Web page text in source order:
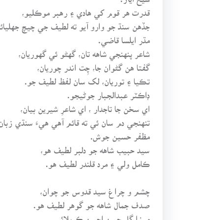
قدرت هر قوم کي هادي ۽ رهبر موڪليو،
جڏهن سنڌ جو وارو آيو ته لطيف جي چيچ
مڌر ايلسا قاضي.
شاعر پنهنجي شاهه تان، گهڻو ئي گهوريان،
گفتا هن گڻوان جا، چِت اندر چوريان،
تڪيا ۽ توريان، لک سان لفظ لطيف جو.
ڊاڪٽر عبدالجبار جوڻيجو.
اي سخن جا تاجدار ، اي شاعرِ شيرين بيان،
تنهنجي دم سان ئي ته قائم آهي هيءَ سنڌي
مظفر حسين جوش.
سيد حبيب شاهه جو دلبر لطيف هو،
ڪامل ولي ۽ مرد قلندر لطيف هو.
چشم و چراغ سيد قدوس جو چوان،
صدف جمال شاهه جو گوهر لطيف هو.
مرزا گل حسن احسن ڪربلائي.